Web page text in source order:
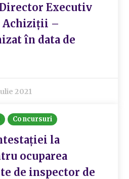
Executiv
Achiziții –
în data de
2021
Concursuri
la
ocuparea
de inspector de